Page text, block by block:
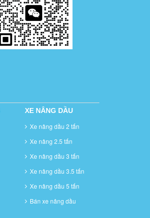
XE NÂNG DẦU
Xe nâng dầu 2 tấn
Xe nâng 2.5 tấn
Xe nâng dầu 3 tấn
Xe nâng dầu 3.5 tấn
Xe nâng dầu 5 tấn
Bán xe nâng dầu